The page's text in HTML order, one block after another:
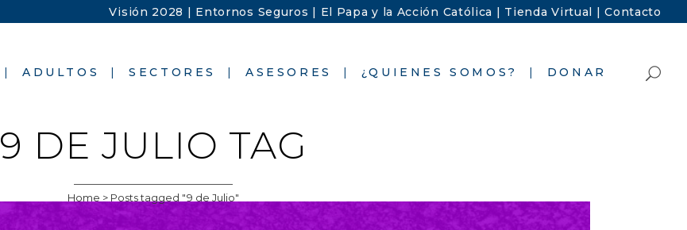
Visión 2028 | Entornos Seguros | El Papa y la Acción Católica | Tienda Virtual |Contacto
ADULTOS SECTORES ASESORES ¿QUIENES SOMOS? DONAR
9 DE JULIO TAG
Home > Posts tagged "9 de Julio"